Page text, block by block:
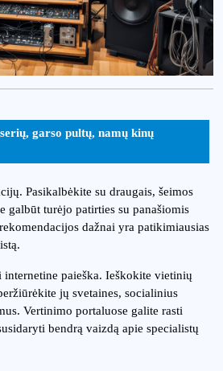
garso pultų, namų kinų
Pasikalbėkite su draugais, šeimos
galbūt turėjo patirties su panašiomis
dažnai yra patikimiausias
internetine paieška. Ieškokite vietinių
jų svetaines, socialinius
Vertinimo portaluose galite rasti
bendrą vaizdą apie specialistų